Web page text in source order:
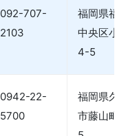
092-707-
2103
福岡県福
中央区小
4-5
0942-22-
5700
福岡県久
市藤山町